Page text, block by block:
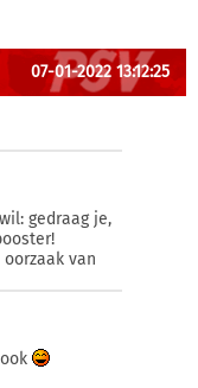
07-01-2022 13:12:25
gedraag je,
van